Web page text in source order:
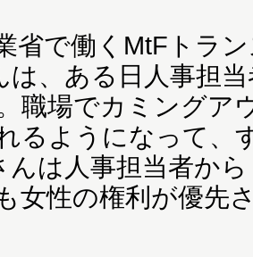
省で働くMtFトラ
は、ある日人事担
職場でカミングア
るようになって、
んは人事担当者か
女性の権利が優先